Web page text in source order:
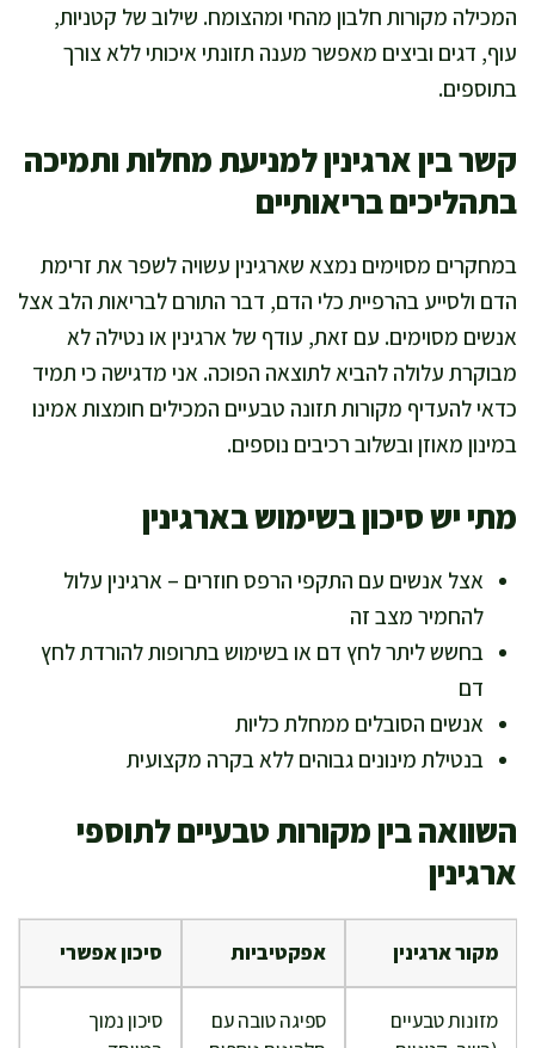
המכילה מקורות חלבון מהחי ומהצומח. שילוב של קטניות,
עוף, דגים וביצים מאפשר מענה תזונתי איכותי ללא צורך
בתוספים.
קשר בין ארגינין למניעת מחלות ותמיכה
בתהליכים בריאותיים
במחקרים מסוימים נמצא שארגינין עשויה לשפר את זרימת
הדם ולסייע בהרפיית כלי הדם, דבר התורם לבריאות הלב אצל
אנשים מסוימים. עם זאת, עודף של ארגינין או נטילה לא
מבוקרת עלולה להביא לתוצאה הפוכה. אני מדגישה כי תמיד
כדאי להעדיף מקורות תזונה טבעיים המכילים חומצות אמינו
במינון מאוזן ובשלוב רכיבים נוספים.
מתי יש סיכון בשימוש בארגינין
אצל אנשים עם התקפי הרפס חוזרים – ארגינין עלול
להחמיר מצב זה
בחשש ליתר לחץ דם או בשימוש בתרופות להורדת לחץ
דם
אנשים הסובלים ממחלת כליות
בנטילת מינונים גבוהים ללא בקרה מקצועית
השוואה בין מקורות טבעיים לתוספי
ארגינין
מקור ארגינין אפקטיביות סיכון אפשרי
מזונות טבעיים
ספיגה טובה עם
סיכון נמוך